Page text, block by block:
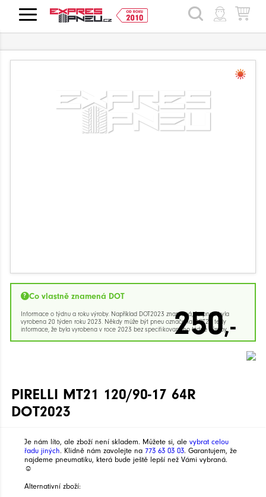
HLEDAT
Co vlastně znamená DOT
Informace o týdnu a roku výroby. Například DOT2023 znamená, že pneu byla
vyrobena 20 týden roku 2023. Někdy může být pneu označena DOT23 tedy
informace, že byla vyrobena v roce 2023 bez specifikovaného týdne výroby.
250,-
PIRELLI MT21 120/90-17 64R
DOT2023
Je nám líto, ale zboží není skladem. Můžete si, ale vybrat celou
řadu jiných. Klidně nám zavolejte na 773 63 03 03. Garantujem, že
najdeme pneumatiku, která bude ještě lepší než Vámi vybraná.
☺
Alternativní zboží: